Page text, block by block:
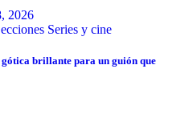
2026
Series y cine
brillante para un guión que